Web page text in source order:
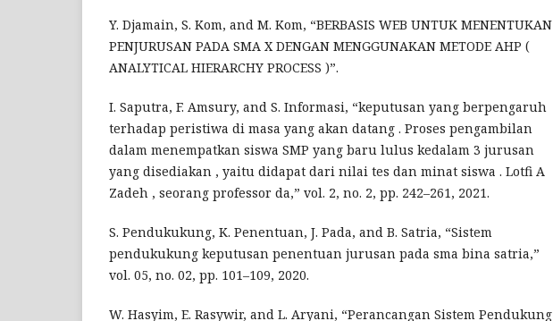
Y. Djamain, S. Kom, and M. Kom, “BERBASIS WEB UNTUK MENENTUKAN
PENJURUSAN PADA SMA X DENGAN MENGGUNAKAN METODE AHP (
ANALYTICAL HIERARCHY PROCESS )”.
I. Saputra, F. Amsury, and S. Informasi, “keputusan yang berpengaruh
terhadap peristiwa di masa yang akan datang . Proses pengambilan
dalam menempatkan siswa SMP yang baru lulus kedalam 3 jurusan
yang disediakan , yaitu didapat dari nilai tes dan minat siswa . Lotfi A
Zadeh , seorang professor da,” vol. 2, no. 2, pp. 242–261, 2021.
S. Pendukukung, K. Penentuan, J. Pada, and B. Satria, “Sistem
pendukukung keputusan penentuan jurusan pada sma bina satria,”
vol. 05, no. 02, pp. 101–109, 2020.
W. Hasyim, E. Rasywir, and L. Aryani, “Perancangan Sistem Pendukung